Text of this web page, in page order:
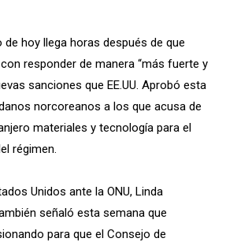
hoy llega horas después de que
responder de manera “más fuerte y
sanciones que EE.UU. Aprobó esta
norcoreanos a los que acusa de
materiales y tecnología para el
del régimen.
Unidos ante la ONU, Linda
señaló esta semana que
para que el Consejo de